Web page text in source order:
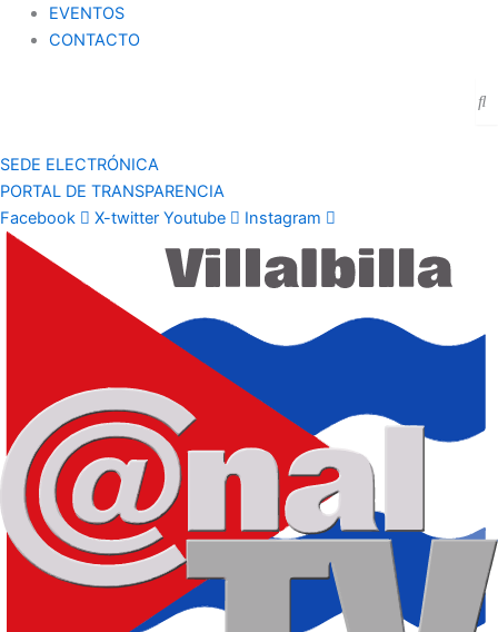
EVENTOS
CONTACTO
SEDE ELECTRÓNICA
PORTAL DE TRANSPARENCIA
Facebook
X-twitter Youtube Instagram